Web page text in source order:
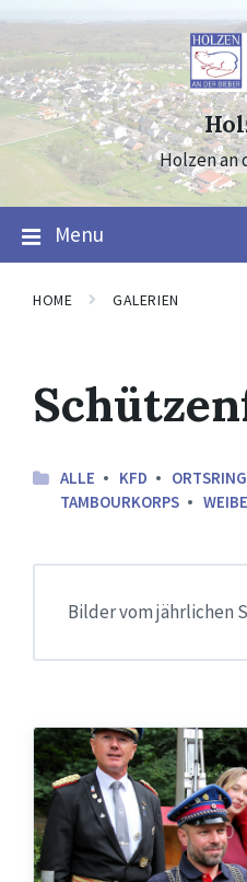
to
content
to
navigation
to
footer
Holzen an
Menu
HOME GALERIEN
ALLE KFD ORTSRING
TAMBOURKORPS
Bilder vom jährlichen
Königspaare
2025